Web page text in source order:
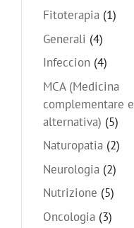
Fitoterapia (1)
Generali (4)
Infeccion (4)
MCA (Medicina
complementare e
alternativa) (5)
Naturopatia (2)
Neurologia (2)
Nutrizione (5)
Oncologia (3)